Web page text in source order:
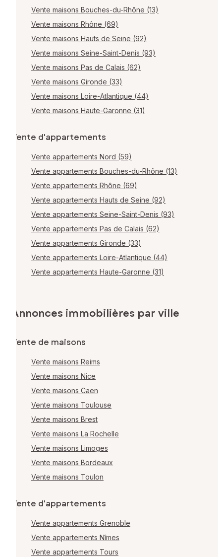
Vente maisons Bouches-du-Rhône (13)
Vente maisons Rhône (69)
Vente maisons Hauts de Seine (92)
Vente maisons Seine-Saint-Denis (93)
Vente maisons Pas de Calais (62)
Vente maisons Gironde (33)
Vente maisons Loire-Atlantique (44)
Vente maisons Haute-Garonne (31)
Vente d'appartements
Vente appartements Nord (59)
Vente appartements Bouches-du-Rhône (13)
Vente appartements Rhône (69)
Vente appartements Hauts de Seine (92)
Vente appartements Seine-Saint-Denis (93)
Vente appartements Pas de Calais (62)
Vente appartements Gironde (33)
Vente appartements Loire-Atlantique (44)
Vente appartements Haute-Garonne (31)
Annonces immobilières par ville
Vente de maisons
Vente maisons Reims
Vente maisons Nice
Vente maisons Caen
Vente maisons Toulouse
Vente maisons Brest
Vente maisons La Rochelle
Vente maisons Limoges
Vente maisons Bordeaux
Vente maisons Toulon
Vente d'appartements
Vente appartements Grenoble
Vente appartements Nîmes
Vente appartements Tours